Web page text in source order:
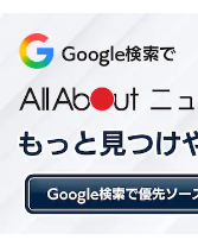
継ぐことができま
Numbers、Keynote
ー、カレンダー、
ほか、サードパー
ものがあります。
このほかにも